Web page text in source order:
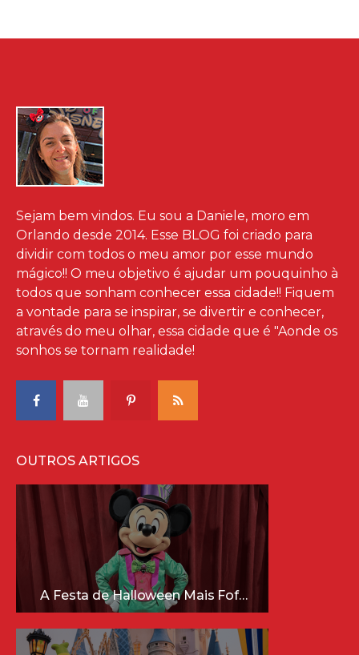
Sejam bem vindos. Eu sou a Daniele, moro em
Orlando desde 2014. Esse BLOG foi criado para
dividir com todos o meu amor por esse mundo
mágico!! O meu objetivo é ajudar um pouquinho à
todos que sonham conhecer essa cidade!! Fiquem
a vontade para se inspirar, se divertir e conhecer,
através do meu olhar, essa cidade que é "Aonde os
sonhos se tornam realidade!
OUTROS ARTIGOS
A Festa de Halloween Mais Fofa da Disney Está Chegando!